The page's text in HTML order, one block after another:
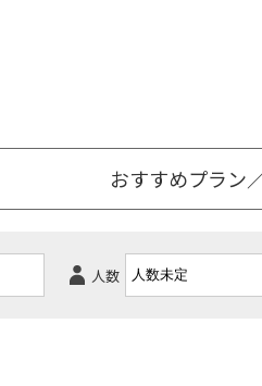
おすすめプラン
人数